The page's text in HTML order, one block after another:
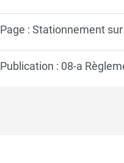
Page : Stationnement
Publication : 08-a